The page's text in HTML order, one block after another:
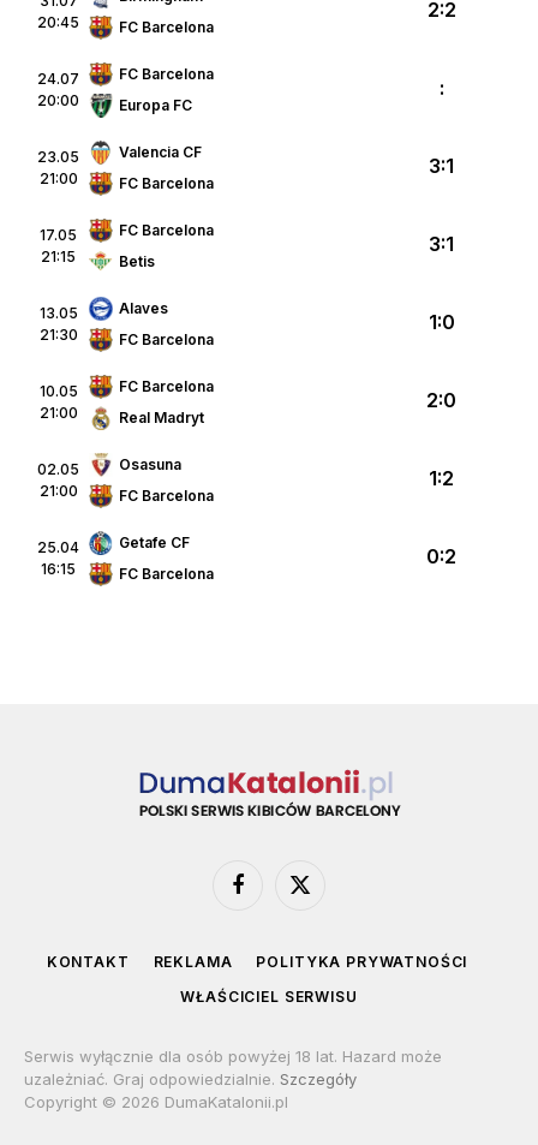
20:45
FC Barcelona
2:2
24.07
20:00
FC Barcelona
Europa FC
:
23.05
21:00
Valencia CF
FC Barcelona
3:1
17.05
21:15
FC Barcelona
Betis
3:1
13.05
21:30
Alaves
FC Barcelona
1:0
10.05
21:00
FC Barcelona
Real Madryt
2:0
02.05
21:00
Osasuna
FC Barcelona
1:2
25.04
16:15
Getafe CF
FC Barcelona
0:2
Facebook
X
KONTAKT REKLAMA
POLITYKA PRYWATNOŚCI
WŁAŚCICIEL SERWISU
Serwis wyłącznie dla osób powyżej 18 lat. Hazard może
uzależniać. Graj odpowiedzialnie. Szczegóły
Copyright © 2026 DumaKatalonii.pl